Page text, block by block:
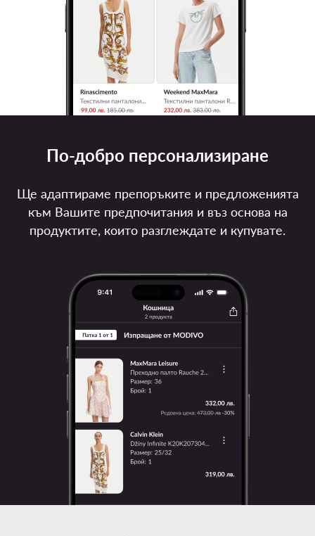
По-добро персонализиране
Ще адаптираме препоръките и предложенията
към Вашите предпочитания и въз основа на
продуктите, които разглеждате и купувате.